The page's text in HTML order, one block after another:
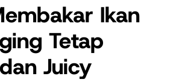
Ikan
Tetap
Juicy